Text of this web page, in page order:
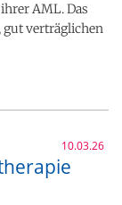
AML. Das
gut verträglichen
10.03.26